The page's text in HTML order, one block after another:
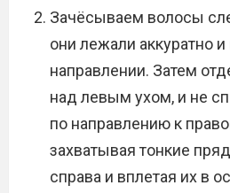
Зачёсываем волосы
они лежали аккуратно
направлении. Затем
над левым ухом, и не
по направлению к
захватывая тонкие
справа и вплетая их в